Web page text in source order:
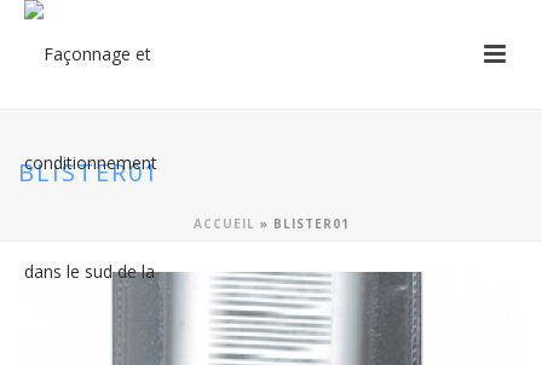
BLISTER01
ACCUEIL » BLISTER01